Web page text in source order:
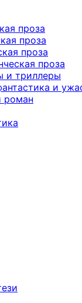
проза
проза
проза
проза
и триллеры
и
роман